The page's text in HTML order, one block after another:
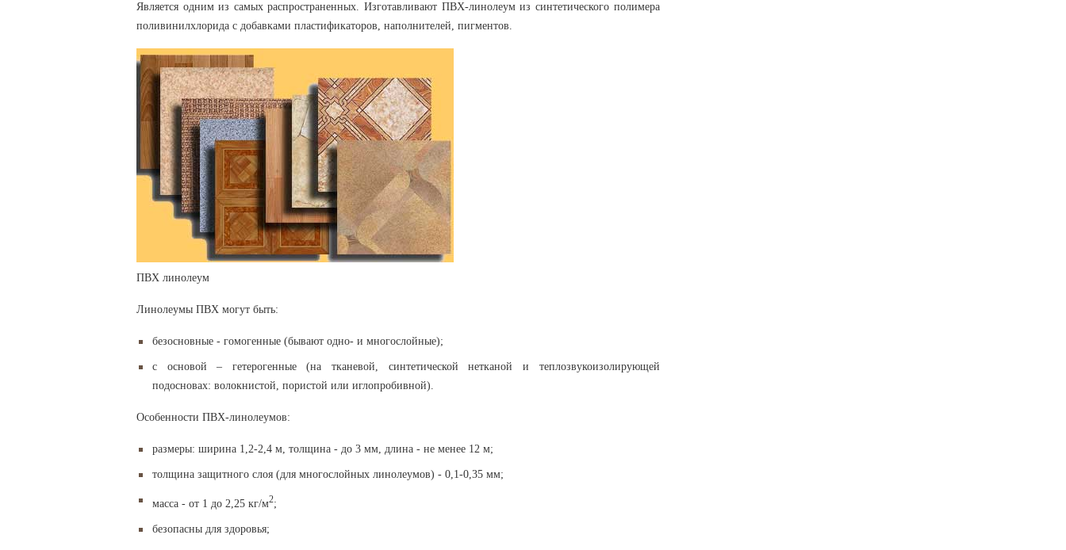
Является одним из самых распространенных. Изготавливают ПВХ-линолеум из синтетического полимера
поливинилхлорида с добавками пластификаторов, наполнителей, пигментов.
ПВХ линолеум
Линолеумы ПВХ могут быть:
безосновные - гомогенные (бывают одно- и многослойные);
с основой – гетерогенные (на тканевой, синтетической нетканой и теплозвукоизолирующей
подосновах: волокнистой, пористой или иглопробивной).
Особенности ПВХ-линолеумов:
размеры: ширина 1,2-2,4 м, толщина - до 3 мм, длина - не менее 12 м;
толщина защитного слоя (для многослойных линолеумов) - 0,1-0,35 мм;
масса - от 1 до 2,25 кг/м2;
безопасны для здоровья;